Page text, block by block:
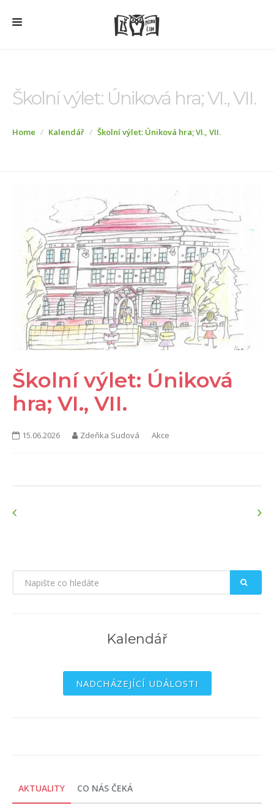
ŠD + ŠK
VEŘEJNÉ ZAKÁZKY
AKTUALITY
FOTOGALERIE
KONTAKTY
Školní výlet: Úniková hra; VI., VII.
Home Kalendář Školní výlet: Úniková hra; VI., VII.
Školní výlet: Úniková
hra; VI., VII.
15.06.2026 Zdeňka Sudová Akce
Kalendář
NADCHÁZEJÍCÍ UDÁLOSTI
AKTUALITY CO NÁS ČEKÁ